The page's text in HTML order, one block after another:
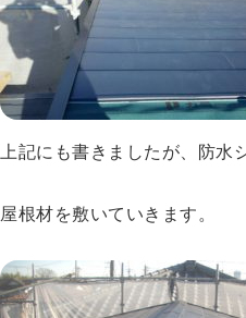
上記にも書きましたが、防水
屋根材を敷いていきます。